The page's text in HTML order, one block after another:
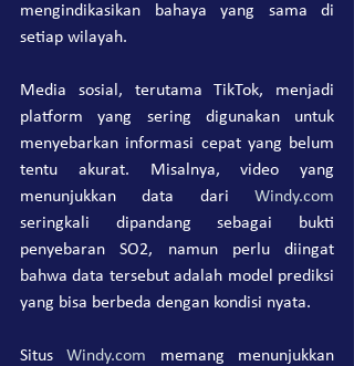
mengindikasikan bahaya yang sama di
setiap wilayah.
Media sosial, terutama TikTok, menjadi
platform yang sering digunakan untuk
menyebarkan informasi cepat yang belum
tentu akurat. Misalnya, video yang
menunjukkan data dari Windy.com
seringkali dipandang sebagai bukti
penyebaran SO2, namun perlu diingat
bahwa data tersebut adalah model prediksi
yang bisa berbeda dengan kondisi nyata.
Situs Windy.com memang menunjukkan